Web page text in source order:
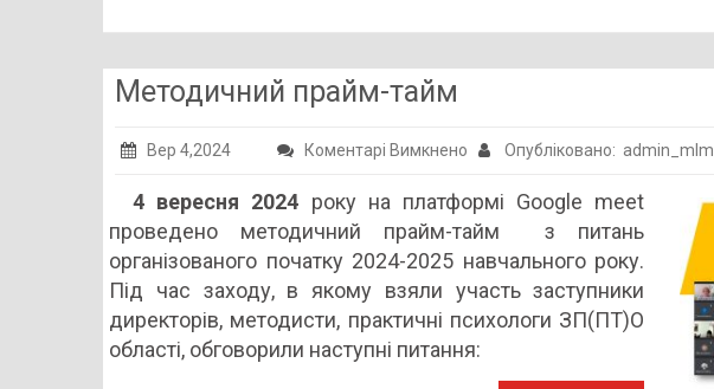
Методичний прайм-тайм
Вер 4,2024 Коментарі Вимкнено до
прайм-
тайм
Опубліковано: admin_mlm
4 вересня 2024 року на платформі Google meet
проведено методичний прайм-тайм з питань
організованого початку 2024-2025 навчального року.
Під час заходу, в якому взяли участь заступники
директорів, методисти, практичні психологи ЗП(ПТ)О
області, обговорили наступні питання: